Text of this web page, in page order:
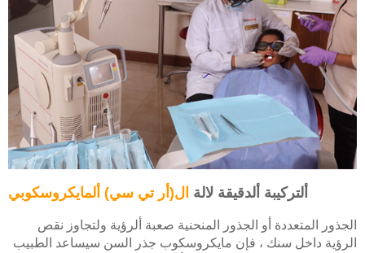
ألتركيبة ألدقيقة لالة ال(أر تي سي) ألمايكروسكوبي
الجذور المتعددة أو الجذور المنحنية صعبة ألرؤية ولتجاوز نقص
الرؤية داخل سنك ، فإن مايكروسكوب جذر السن سيساعد الطبيب